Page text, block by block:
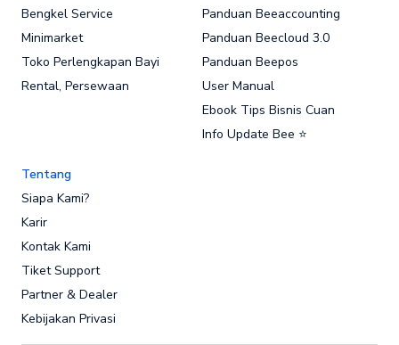
Bengkel Service
Minimarket
Toko Perlengkapan Bayi
Rental, Persewaan
Panduan Beeaccounting
Panduan Beecloud 3.0
Panduan Beepos
User Manual
Ebook Tips Bisnis Cuan
Info Update Bee ⭐
Tentang
Siapa Kami?
Karir
Kontak Kami
Tiket Support
Partner & Dealer
Kebijakan Privasi